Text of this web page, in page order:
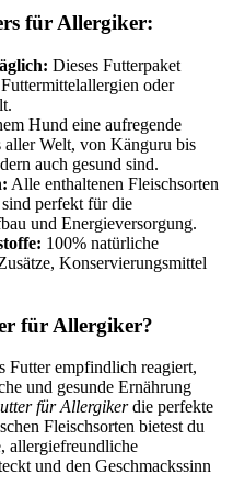
für Allergiker:
Dieses Futterpaket
oder
Hund eine aufregende
aller Welt, von Känguru bis
auch gesund sind.
Alle enthaltenen Fleischsorten
perfekt für die
und Energieversorgung.
100% natürliche
Konservierungsmittel
für Allergiker?
Futter empfindlich reagiert,
und gesunde Ernährung
für Allergikerdie perfekte
Fleischsorten bietest du
allergiefreundliche
und den Geschmackssinn